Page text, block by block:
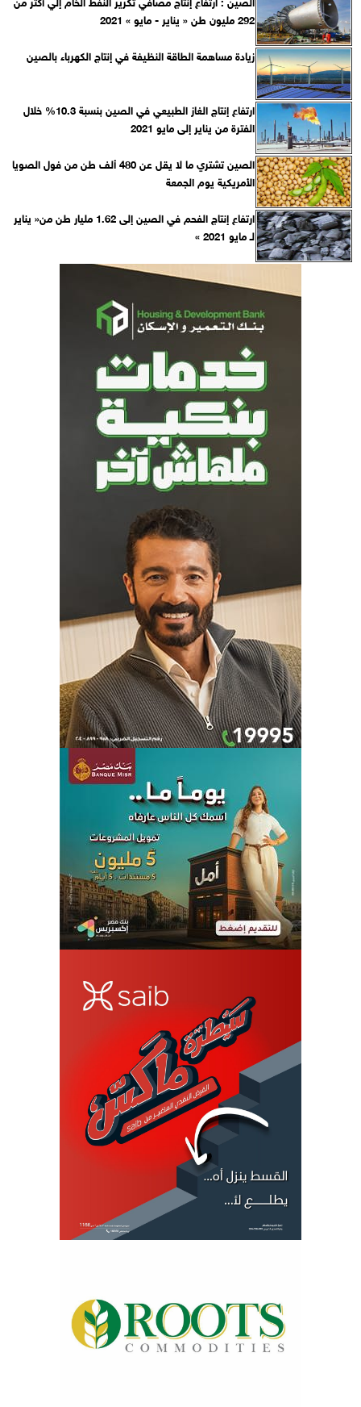
292 مليون طن « يناير - مايو » 2021
زيادة مساهمة الطاقة النظيفة في إنتاج الكهرباء بالصين
ارتفاع إنتاج الغاز الطبيعي في الصين بنسبة 10.3% خلال
الفترة من يناير إلى مايو 2021
الصين تشتري ما لا يقل عن 480 ألف طن من فول الصويا
الأمريكية يوم الجمعة
ارتفاع إنتاج الفحم في الصين إلى 1.62 مليار طن من« يناير
لـ مايو 2021 »